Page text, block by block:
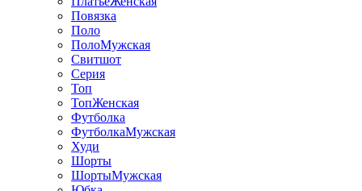
Повязка
Поло
ПолоМужская
Свитшот
Серия
Топ
ТопЖенская
Футболка
ФутболкаМужская
Худи
Шорты
ШортыМужская